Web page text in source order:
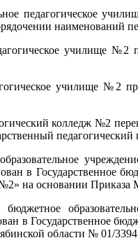
педагогическое
наименований
училище №2
училище №2
колледж №2
в Государственное
на основании Приказа
бюджетное
в Государственное
области № 01/3394